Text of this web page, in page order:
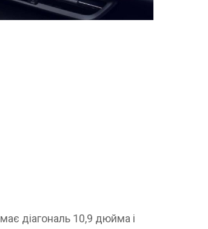
має діагональ 10,9 дюйма і